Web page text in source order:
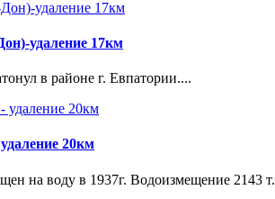
удаление 17км
в районе г. Евпатории....
20км
на воду в 1937г. Водоизмещение 2143 т.